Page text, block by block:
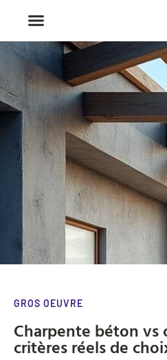
GROS OEUVRE
Charpente béton vs
critères réels de